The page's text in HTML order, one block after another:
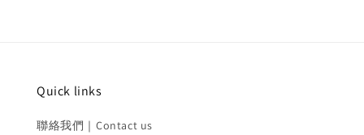
Quick links
聯絡我們｜Contact us